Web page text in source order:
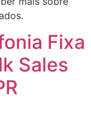
Fixa
Sales